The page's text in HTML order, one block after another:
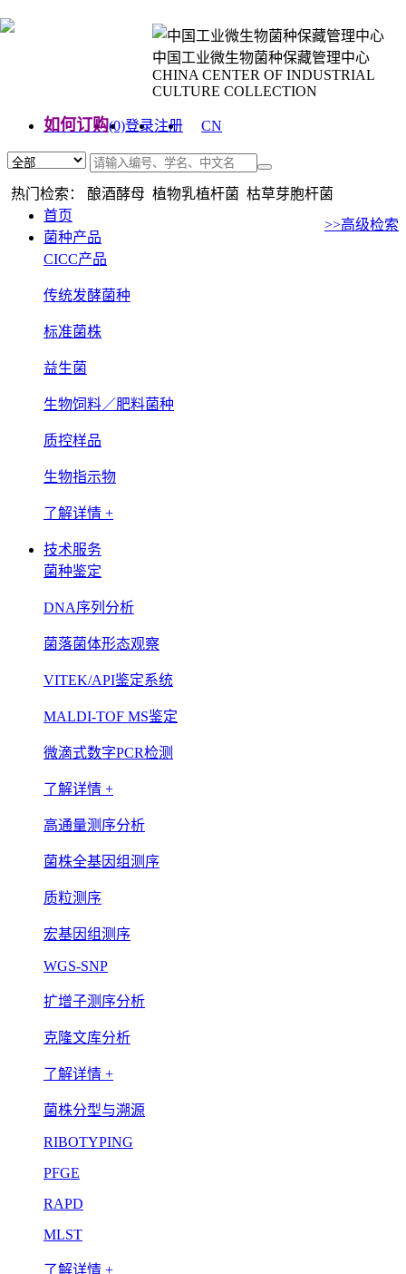
中国工业微生物菌种保藏管理中心
CHINA CENTER OF INDUSTRIAL
CULTURE COLLECTION
如何订购(0)登录注册
CN
热门检索： 酿酒酵母 植物乳植杆菌 枯草芽胞杆菌
>>高级检索
首页
菌种产品
CICC产品
传统发酵菌种
标准菌株
益生菌
生物饲料／肥料菌种
质控样品
生物指示物
了解详情 +
技术服务
菌种鉴定
DNA序列分析
菌落菌体形态观察
VITEK/API鉴定系统
MALDI-TOF MS鉴定
微滴式数字PCR检测
了解详情 +
高通量测序分析
菌株全基因组测序
质粒测序
宏基因组测序
WGS-SNP
扩增子测序分析
克隆文库分析
了解详情 +
菌株分型与溯源
RIBOTYPING
PFGE
RAPD
MLST
了解详情 +